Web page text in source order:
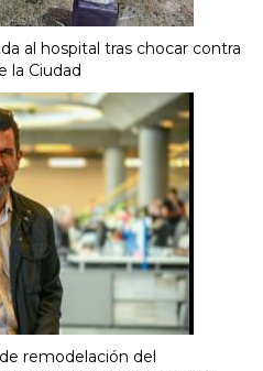
al hospital tras chocar contra
la Ciudad
remodelación del